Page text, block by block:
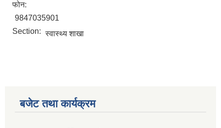
फोन:
9847035901
Section: स्वास्थ्य शाखा
बजेट तथा कार्यक्रम